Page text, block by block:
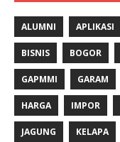
ALUMNI APLIKASI
BISNIS BOGOR
GAPMMI GARAM
HARGA IMPOR
JAGUNG KELAPA